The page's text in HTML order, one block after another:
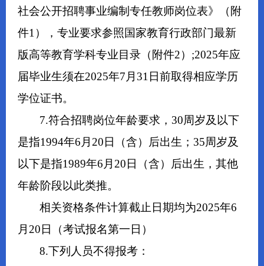
社会公开招聘事业编制专任教师岗位表》（附
件1），专业要求参照国家教育行政部门最新
版高等教育学科专业目录（附件2）;2025年应
届毕业生须在2025年7月31日前取得相应学历
学位证书。
7.符合招聘岗位年龄要求，30周岁及以下
是指1994年6月20日（含）后出生；35周岁及
以下是指1989年6月20日（含）后出生，其他
年龄阶段以此类推。
相关资格条件计算截止日期均为2025年6
月20日（考试报名第一日）
8.下列人员不得报考：